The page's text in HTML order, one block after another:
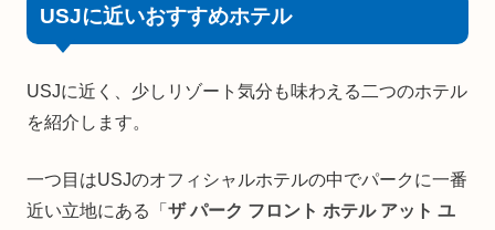
USJに近いおすすめホテル
USJに近く、少しリゾート気分も味わえる二つのホテル
を紹介します。
一つ目はUSJのオフィシャルホテルの中でパークに一番
近い立地にある「 ザ パーク フロント ホテル アット ユ